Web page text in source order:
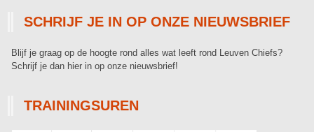
SCHRIJF JE IN OP ONZE NIEUWSBRIEF
Blijf je graag op de hoogte rond alles wat leeft rond Leuven Chiefs?
Schrijf je dan hier in op onze nieuwsbrief!
TRAININGSUREN